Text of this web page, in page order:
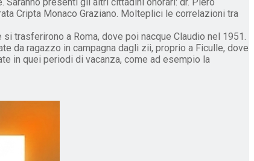
Cripta Monaco Graziano. Molteplici le correlazioni tra
trasferirono a Roma, dove poi nacque Claudio nel 1951.
da ragazzo in campagna dagli zii, proprio a Ficulle, dove
in quei periodi di vacanza, come ad esempio la